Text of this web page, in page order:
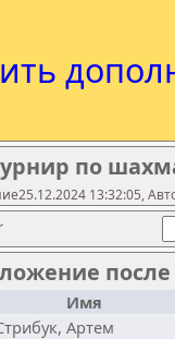
по
13:32:05,
после
Имя
Артем